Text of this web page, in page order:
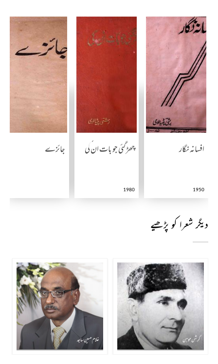
افسانہ نگار
1950
چھڑ گئی جو بات ان کی
1980
جائزے
دیگر شعرا کو پڑھیے
کرشن موہن غلام حسین ساجد